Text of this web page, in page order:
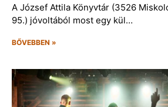
A József Attila Könyvtár (3526
95.) jóvoltából most egy kül…
BŐVEBBEN »